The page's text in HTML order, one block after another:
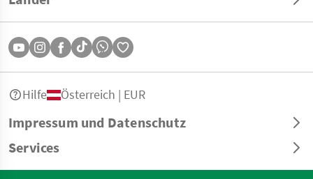
Impressum und Datenschutz
Services
Hilfe Österreich | EUR